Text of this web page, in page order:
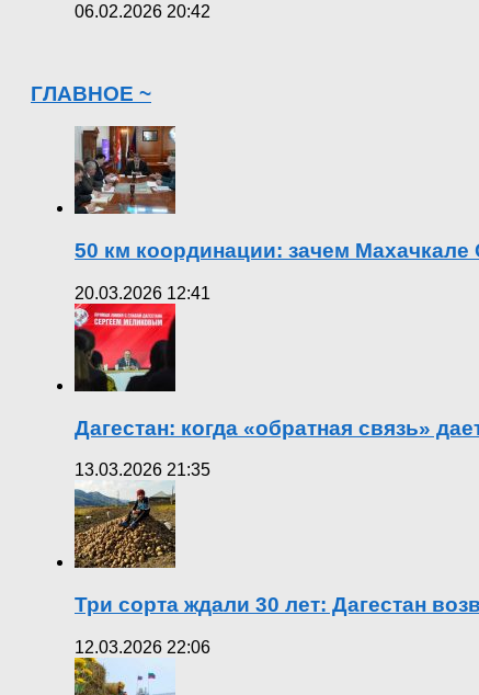
06.02.2026 20:42
ГЛАВНОЕ ~
50 км координации: зачем Махачкале
20.03.2026 12:41
Дагестан: когда «обратная связь»
13.03.2026 21:35
Три сорта ждали 30 лет: Дагестан
12.03.2026 22:06